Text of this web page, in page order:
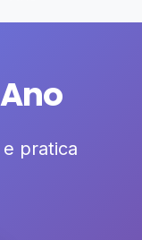
pratica